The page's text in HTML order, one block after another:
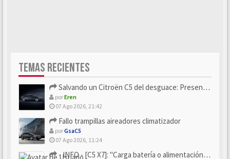
TEMAS RECIENTES
Salvando un Citroën C5 del desguace: Presentación y seguimiento
porEren
07 Ago 2026, 21:42
Fallo trampillas aireadores climatizador
porGsaC5
07 Ago 2026, 11:24
- INFO - [C5 X7]: "Carga batería o alimentación eléctri...